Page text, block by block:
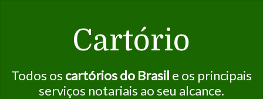
Cartório
Todos os cartórios do Brasil e os principais
serviços notariais ao seu alcance.